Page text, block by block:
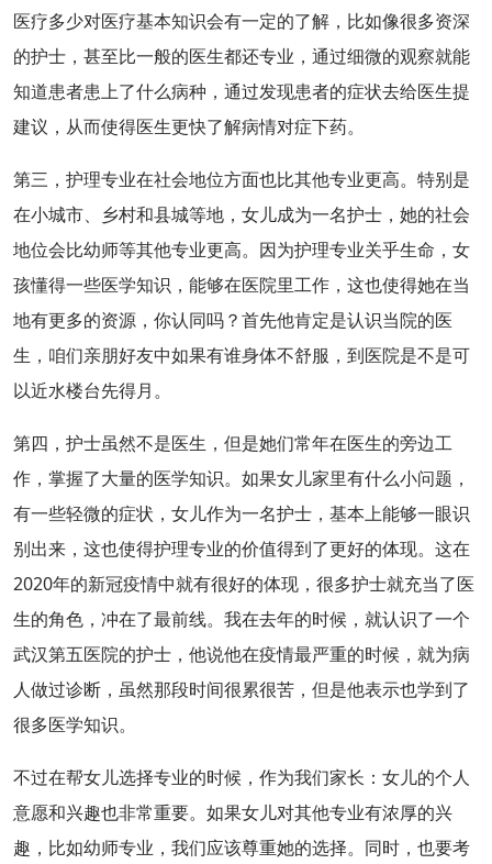
医疗多少对医疗基本知识会有一定的了解，比如像很多资深
的护士，甚至比一般的医生都还专业，通过细微的观察就能
知道患者患上了什么病种，通过发现患者的症状去给医生提
建议，从而使得医生更快了解病情对症下药。
第三，护理专业在社会地位方面也比其他专业更高。特别是
在小城市、乡村和县城等地，女儿成为一名护士，她的社会
地位会比幼师等其他专业更高。因为护理专业关乎生命，女
孩懂得一些医学知识，能够在医院里工作，这也使得她在当
地有更多的资源，你认同吗？首先他肯定是认识当院的医
生，咱们亲朋好友中如果有谁身体不舒服，到医院是不是可
以近水楼台先得月。
第四，护士虽然不是医生，但是她们常年在医生的旁边工
作，掌握了大量的医学知识。如果女儿家里有什么小问题，
有一些轻微的症状，女儿作为一名护士，基本上能够一眼识
别出来，这也使得护理专业的价值得到了更好的体现。这在
2020年的新冠疫情中就有很好的体现，很多护士就充当了医
生的角色，冲在了最前线。我在去年的时候，就认识了一个
武汉第五医院的护士，他说他在疫情最严重的时候，就为病
人做过诊断，虽然那段时间很累很苦，但是他表示也学到了
很多医学知识。
不过在帮女儿选择专业的时候，作为我们家长：女儿的个人
意愿和兴趣也非常重要。如果女儿对其他专业有浓厚的兴
趣，比如幼师专业，我们应该尊重她的选择。同时，也要考